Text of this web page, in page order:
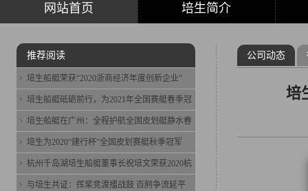
网站首页 培生简介
公司动态
培
推荐阅读
培生船艇荣获“2020浙商经济年度创新企业”
培生船艇砥砺前行，为2021年全国赛艇春季冠
培生船艇在广州：全程护航全国皮划艇静水春
培生为2020“建行杯”全国皮划赛艇秋季冠军
杭州千岛湖培生船艇董事长祝培文荣获2020杭
与培生共证：挥桨竞渡擂战鼓 百舸争流延平